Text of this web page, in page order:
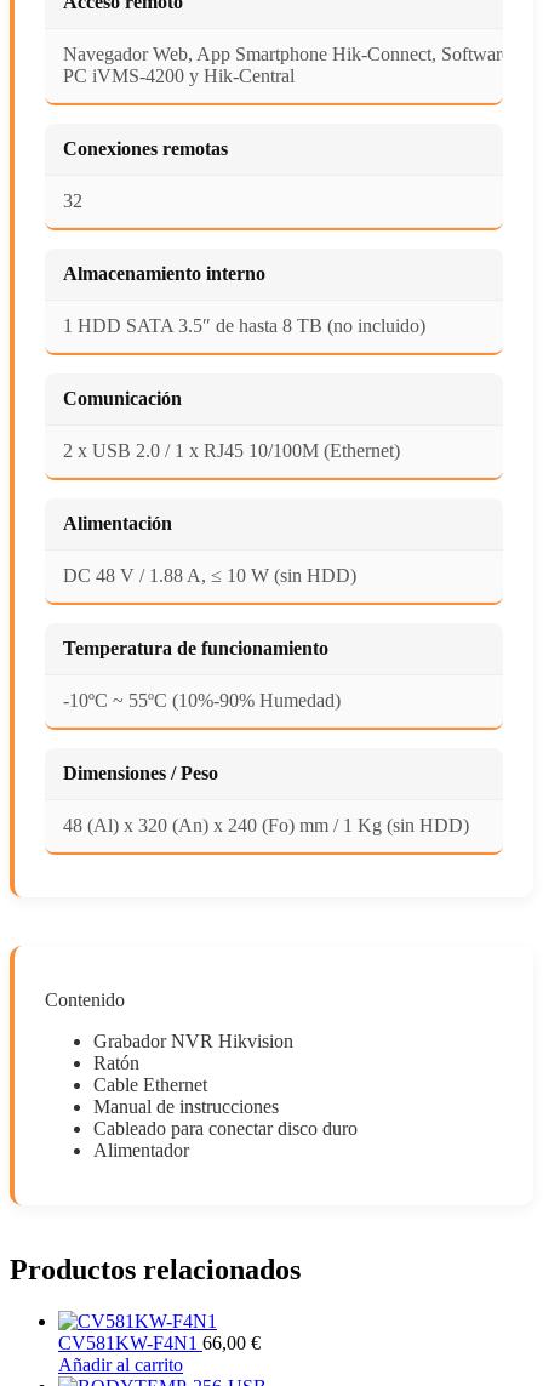
Navegador Web, App Smartphone Hik-Connect, Software
PC iVMS-4200 y Hik-Central
Conexiones remotas
32
Almacenamiento interno
1 HDD SATA 3.5″ de hasta 8 TB (no incluido)
Comunicación
2 x USB 2.0 / 1 x RJ45 10/100M (Ethernet)
Alimentación
DC 48 V / 1.88 A, ≤ 10 W (sin HDD)
Temperatura de funcionamiento
-10ºC ~ 55ºC (10%-90% Humedad)
Dimensiones / Peso
48 (Al) x 320 (An) x 240 (Fo) mm / 1 Kg (sin HDD)
Contenido
Grabador NVR Hikvision
Ratón
Cable Ethernet
Manual de instrucciones
Cableado para conectar disco duro
Alimentador
Productos relacionados
CV581KW-F4N1 66,00 €
Añadir al carrito